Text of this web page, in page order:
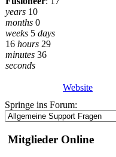
years 10
months 0
weeks 5 days
16 hours 29
minutes 36
seconds
Website
Springe ins Forum:
Mitglieder Online